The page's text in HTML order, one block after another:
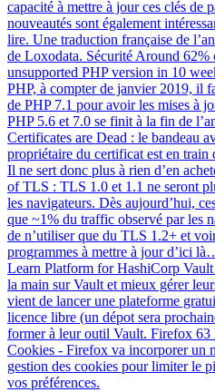
capacité à mettre à jour ces clés de
nouveautés sont également
lire. Une traduction française de
de Loxodata. Sécurité Around
unsupported PHP version in 10
PHP, à compter de janvier 2019, il
de PHP 7.1 pour avoir les mises à
PHP 5.6 et 7.0 se finit à la fin de
Certificates are Dead : le bandeau
propriétaire du certificat est en train
Il ne sert donc plus à rien d’en
of TLS : TLS 1.0 et 1.1 ne seront
les navigateurs. Dès aujourd’hui,
que ~1% du traffic observé par les
de n’utiliser que du TLS 1.2+ et
programmes à mettre à jour d’ici
Learn Platform for HashiCorp
la main sur Vault et mieux gérer
vient de lancer une plateforme
licence libre (un dépot sera
former à leur outil Vault. Firefox
Cookies - Firefox va incorporer un
gestion des cookies pour limiter le
vos préférences.